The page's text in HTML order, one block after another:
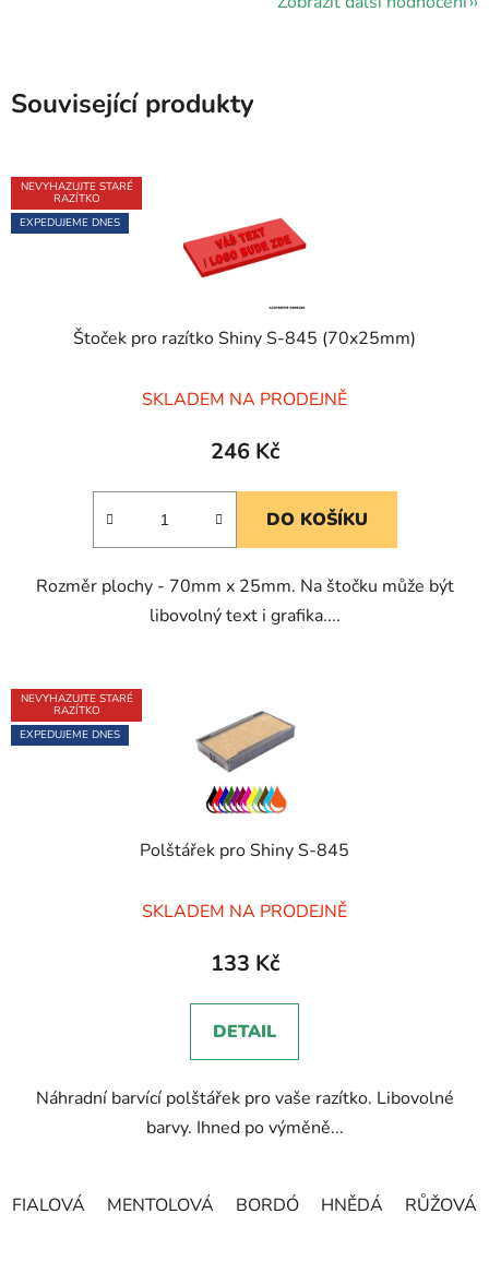
Související produkty
NEVYHAZUJTE STARÉ
RAZÍTKO
EXPEDUJEME DNES
Štoček pro razítko Shiny S-845 (70x25mm)
hodnocení
produktu
5,0
hvězdiček.
SKLADEM NA PRODEJNĚ
246 Kč
DO KOŠÍKU
Rozměr plochy - 70mm x 25mm. Na štočku může být
libovolný text i grafika....
NEVYHAZUJTE STARÉ
RAZÍTKO
EXPEDUJEME DNES
Polštářek pro Shiny S-845
hodnocení
produktu
5,0
z
hvězdiček.
SKLADEM NA PRODEJNĚ
133 Kč
DETAIL
Náhradní barvící polštářek pro vaše razítko. Libovolné
barvy. Ihned po výměně...
FIALOVÁ MENTOLOVÁ BORDÓ HNĚDÁ RŮŽOVÁ